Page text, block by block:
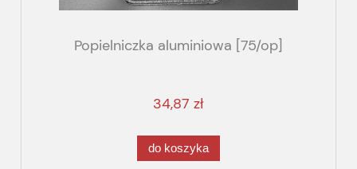
Popielniczka aluminiowa [75/op]
34,87 zł
do koszyka